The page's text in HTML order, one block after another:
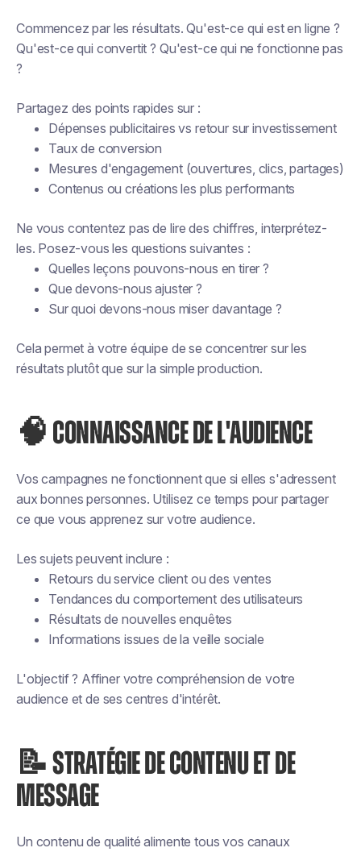
Commencez par les résultats. Qu'est-ce qui est en ligne ?
Qu'est-ce qui convertit ? Qu'est-ce qui ne fonctionne pas
?
Partagez des points rapides sur :
Dépenses publicitaires vs retour sur investissement
Taux de conversion
Mesures d'engagement (ouvertures, clics, partages)
Contenus ou créations les plus performants
Ne vous contentez pas de lire des chiffres, interprétez-
les. Posez-vous les questions suivantes :
Quelles leçons pouvons-nous en tirer ?
Que devons-nous ajuster ?
Sur quoi devons-nous miser davantage ?
Cela permet à votre équipe de se concentrer sur les
résultats plutôt que sur la simple production.
🧠 CONNAISSANCE DE L'AUDIENCE
Vos campagnes ne fonctionnent que si elles s'adressent
aux bonnes personnes. Utilisez ce temps pour partager
ce que vous apprenez sur votre audience.
Les sujets peuvent inclure :
Retours du service client ou des ventes
Tendances du comportement des utilisateurs
Résultats de nouvelles enquêtes
Informations issues de la veille sociale
L'objectif ? Affiner votre compréhension de votre
audience et de ses centres d'intérêt.
📝 STRATÉGIE DE CONTENU ET DE
MESSAGE
Un contenu de qualité alimente tous vos canaux